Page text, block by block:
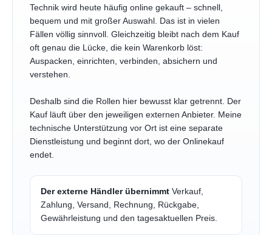
Technik wird heute häufig online gekauft – schnell,
bequem und mit großer Auswahl. Das ist in vielen
Fällen völlig sinnvoll. Gleichzeitig bleibt nach dem Kauf
oft genau die Lücke, die kein Warenkorb löst:
Auspacken, einrichten, verbinden, absichern und
verstehen.
Deshalb sind die Rollen hier bewusst klar getrennt. Der
Kauf läuft über den jeweiligen externen Anbieter. Meine
technische Unterstützung vor Ort ist eine separate
Dienstleistung und beginnt dort, wo der Onlinekauf
endet.
Der externe Händler übernimmt Verkauf,
Zahlung, Versand, Rechnung, Rückgabe,
Gewährleistung und den tagesaktuellen Preis.